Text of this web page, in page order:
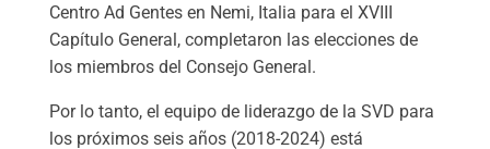
Centro Ad Gentes en Nemi, Italia para el XVIII
Capítulo General, completaron las elecciones de
los miembros del Consejo General.
Por lo tanto, el equipo de liderazgo de la SVD para
los próximos seis años (2018-2024) está